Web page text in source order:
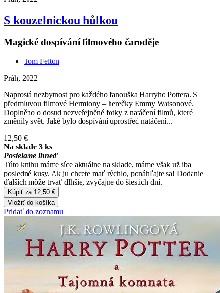
S kouzelnickou hůlkou
Magické dospívání filmového čaroděje
Tom Felton
Práh, 2022
Naprostá nezbytnost pro každého fanouška Harryho Pottera. S
předmluvou filmové Hermiony – herečky Emmy Watsonové.
Doplněno o dosud nezveřejněné fotky z natáčení filmů, které
změnily svět. Jaké bylo dospívání uprostřed natáčení...
12,50 €
Na sklade 3 ks
Posielame ihneď
Túto knihu máme síce aktuálne na sklade, máme však už iba
posledné kusy. Ak ju chcete mať rýchlo, ponáhľajte sa! Dodanie
ďalších môže trvať dlhšie, zvyčajne do šiestich dní.
Kúpiť za 12,50 €
Vložiť do košíka
Pridať do zoznamu